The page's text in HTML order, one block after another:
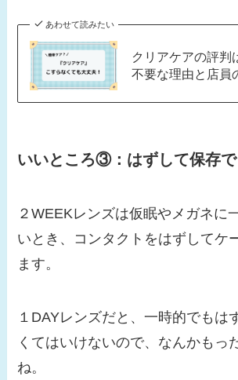
あわせて読みたい
クリアケアの評判
不要な理由と店員
いいところ③： はずして保存
２WEEKレンズは仮眠やメガネに
いとき、コンタクトをはずしてケ
ます。
１DAYレンズだと、一時的でもは
くてはいけないので、なんかもっ
ね。